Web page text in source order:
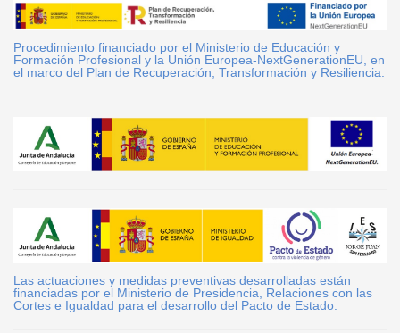
Procedimiento financiado por el Ministerio de Educación y
Formación Profesional y la Unión Europea-NextGenerationEU, en
el marco del Plan de Recuperación, Transformación y Resiliencia.
Las actuaciones y medidas preventivas desarrolladas están
financiadas por el Ministerio de Presidencia, Relaciones con las
Cortes e Igualdad para el desarrollo del Pacto de Estado.